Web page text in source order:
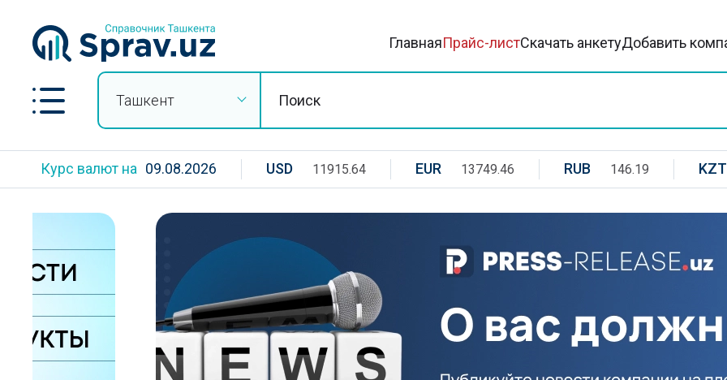
ГлавнаяПрайс-листСкачать анкетуДобавить
Ташкент
Курс валют на 09.08.2026 USD 11915.64 EUR 13749.46 RUB 146.19 KZT